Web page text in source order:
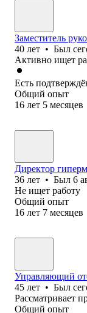
Заместитель
40 лет • Был
Активно ищет
Есть
Общий опыт
16 лет 5 месяцев
Директор
36 лет • Был 6
Не ищет работу
Общий опыт
16 лет 7 месяцев
Управляющий
45 лет • Был
Рассматривает
Общий опыт